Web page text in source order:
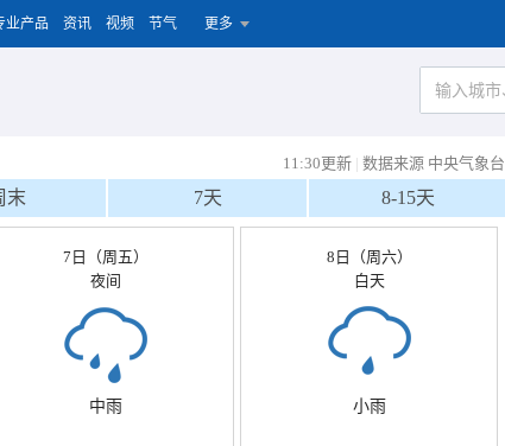
业产品 资讯 视频 节气 更多
11:30更新 | 数据来源 中央气象台
末 7天 8-15天
7日（周五）
夜间
中雨
8日（周六）
白天
小雨